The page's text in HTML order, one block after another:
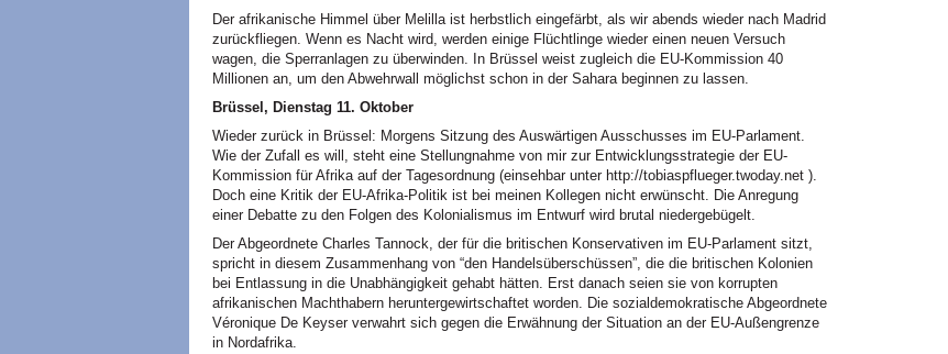
Der afrikanische Himmel über Melilla ist herbstlich eingefärbt, als wir abends wieder nach Madrid
zurückfliegen. Wenn es Nacht wird, werden einige Flüchtlinge wieder einen neuen Versuch
wagen, die Sperranlagen zu überwinden. In Brüssel weist zugleich die EU-Kommission 40
Millionen an, um den Abwehrwall möglichst schon in der Sahara beginnen zu lassen.
Brüssel, Dienstag 11. Oktober
Wieder zurück in Brüssel: Morgens Sitzung des Auswärtigen Ausschusses im EU-Parlament.
Wie der Zufall es will, steht eine Stellungnahme von mir zur Entwicklungsstrategie der EU-
Kommission für Afrika auf der Tagesordnung (einsehbar unter http://tobiaspflueger.twoday.net ).
Doch eine Kritik der EU-Afrika-Politik ist bei meinen Kollegen nicht erwünscht. Die Anregung
einer Debatte zu den Folgen des Kolonialismus im Entwurf wird brutal niedergebügelt.
Der Abgeordnete Charles Tannock, der für die britischen Konservativen im EU-Parlament sitzt,
spricht in diesem Zusammenhang von “den Handelsüberschüssen”, die die britischen Kolonien
bei Entlassung in die Unabhängigkeit gehabt hätten. Erst danach seien sie von korrupten
afrikanischen Machthabern heruntergewirtschaftet worden. Die sozialdemokratische Abgeordnete
Véronique De Keyser verwahrt sich gegen die Erwähnung der Situation an der EU-Außengrenze
in Nordafrika.